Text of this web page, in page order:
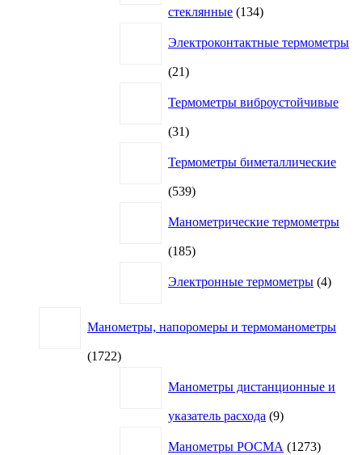
стеклянные 134134
Электроконтактные термометры
2121
Термометры виброустойчивые
3131
Термометры биметаллические
539539
Манометрические термометры
185185
Электронные термометры 4товара
Манометры, напоромеры и термоманометры
17221722
Манометры дистанционные и
указатель расхода 99
Манометры РОСМА
1273товара